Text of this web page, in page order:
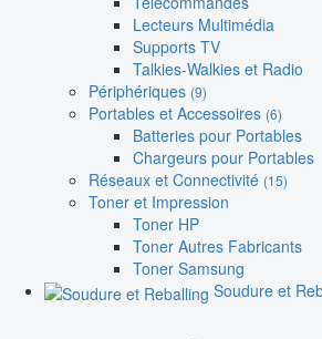
Lecteurs Multimédia
Supports TV
Talkies-Walkies et Radio
Périphériques (9)
Portables et Accessoires (6)
Batteries pour Portables
Chargeurs pour Portables
Réseaux et Connectivité (15)
Toner et Impression
Toner HP
Toner Autres Fabricants
Toner Samsung
Soudure et